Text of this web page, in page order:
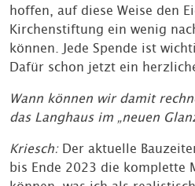
hoffen, auf diese Weise den
Kirchenstiftung ein wenig
können. Jede Spende ist
Dafür schon jetzt ein
Wann können wir damit
das Langhaus im „neuen
Kriesch:Der aktuelle
bis Ende 2023 die komplette